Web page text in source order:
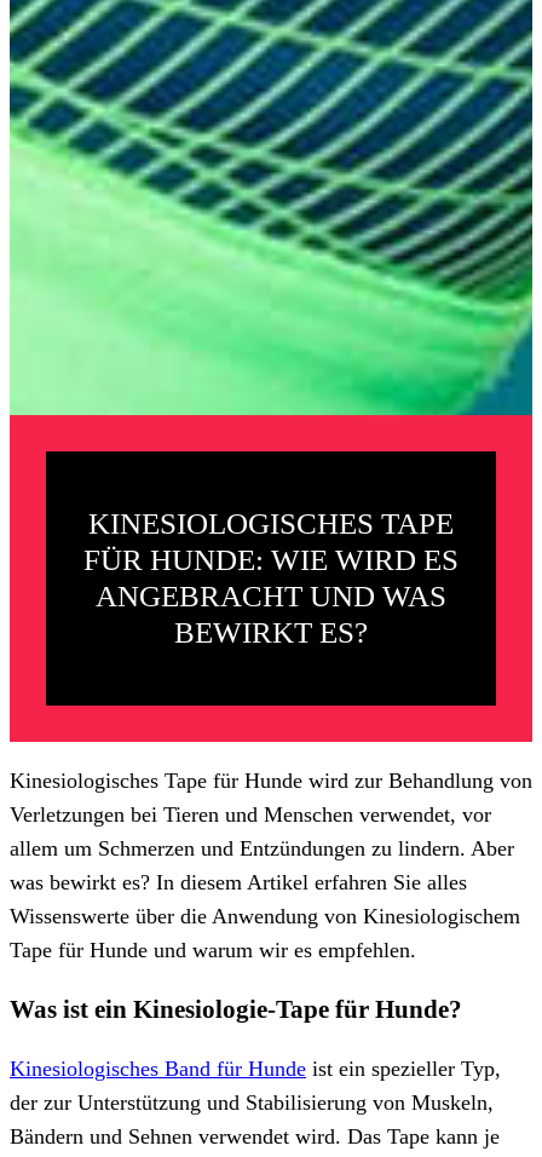
KINESIOLOGISCHES TAPE
FÜR HUNDE: WIE WIRD ES
ANGEBRACHT UND WAS
BEWIRKT ES?
Kinesiologisches Tape für Hunde wird zur Behandlung von
Verletzungen bei Tieren und Menschen verwendet, vor
allem um Schmerzen und Entzündungen zu lindern. Aber
was bewirkt es? In diesem Artikel erfahren Sie alles
Wissenswerte über die Anwendung von Kinesiologischem
Tape für Hunde und warum wir es empfehlen.
Was ist ein Kinesiologie-Tape für Hunde?
Kinesiologisches Band für Hunde ist ein spezieller Typ,
der zur Unterstützung und Stabilisierung von Muskeln,
Bändern und Sehnen verwendet wird. Das Tape kann je